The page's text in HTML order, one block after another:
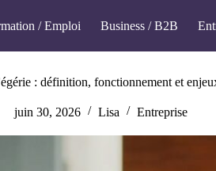
/ Emploi Business / B2B
: définition, fonctionnement et
juin 30, 2026 Lisa Entreprise